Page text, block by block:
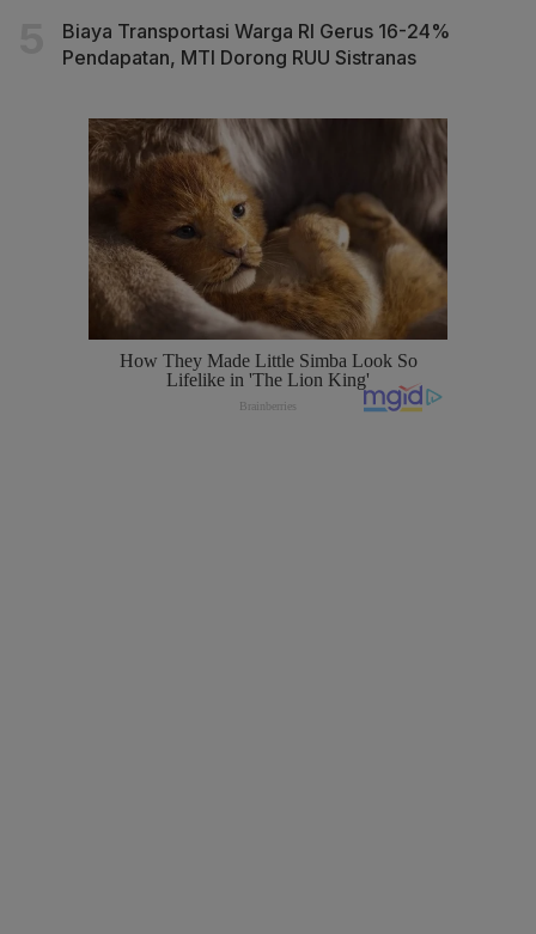
Biaya Transportasi Warga RI Gerus 16-24%
Pendapatan, MTI Dorong RUU Sistranas